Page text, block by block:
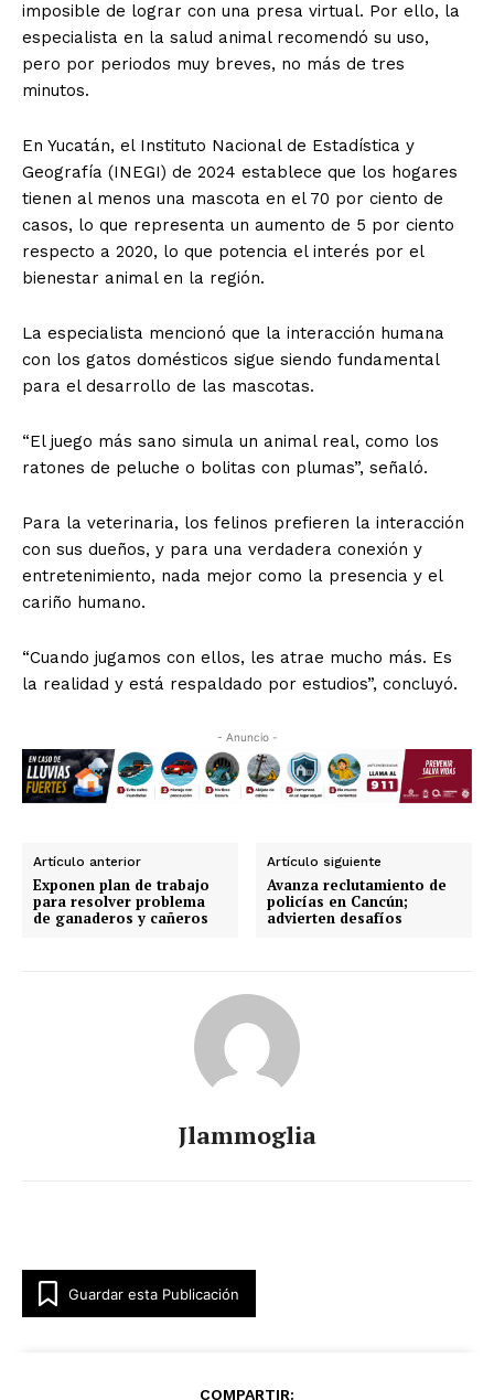
imposible de lograr con una presa virtual. Por ello, la
especialista en la salud animal recomendó su uso,
pero por periodos muy breves, no más de tres
minutos.
En Yucatán, el Instituto Nacional de Estadística y
Geografía (INEGI) de 2024 establece que los hogares
tienen al menos una mascota en el 70 por ciento de
casos, lo que representa un aumento de 5 por ciento
respecto a 2020, lo que potencia el interés por el
bienestar animal en la región.
La especialista mencionó que la interacción humana
con los gatos domésticos sigue siendo fundamental
para el desarrollo de las mascotas.
“El juego más sano simula un animal real, como los
ratones de peluche o bolitas con plumas”, señaló.
Para la veterinaria, los felinos prefieren la interacción
con sus dueños, y para una verdadera conexión y
entretenimiento, nada mejor como la presencia y el
cariño humano.
“Cuando jugamos con ellos, les atrae mucho más. Es
la realidad y está respaldado por estudios”, concluyó.
- Anuncio -
Artículo anterior
Exponen plan de trabajo
para resolver problema
de ganaderos y cañeros
Artículo siguiente
Avanza reclutamiento de
policías en Cancún;
advierten desafíos
Jlammoglia
Guardar esta Publicación
COMPARTIR: